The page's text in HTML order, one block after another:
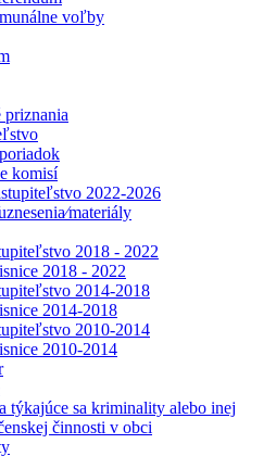
voľby
komisí
2022-2026
2018 - 2022
2018 - 2022
2014-2018
2014-2018
2010-2014
2010-2014
týkajúce sa kriminality alebo inej
činnosti v obci